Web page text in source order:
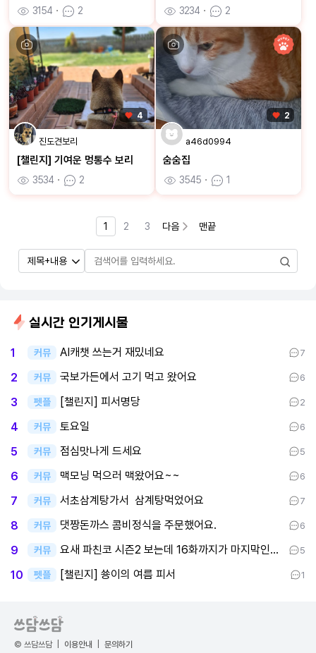
3154 ㆍ 2 3234 ㆍ 2
4
진도견보리
[챌린지] 기여운 멍통수 보리
3534 ㆍ 2
2
a46d0994
숨숨집
3545 ㆍ 1
1 2 3 다음 맨끝
실시간 인기게시물
1 커뮤 AI캐챗 쓰는거 재밌네요 7
2 커뮤 국보가든에서 고기 먹고 왔어요 6
3 펫플 [챌린지] 피서명당 2
4 커뮤 토요일 6
5 커뮤 점심맛나게 드세요 5
6 커뮤 맥모닝 먹으러 맥왔어요~~ 6
7 커뮤 서초삼계탕가서 삼계탕먹었어요 7
8 커뮤 댓짱돈까스 콤비정식을 주문했어요. 6
9 커뮤 요새 파친코 시즌2 보는데 16화까지가 마지막인데 후반부까지 봤어요 5
10 펫플 [챌린지] 쑝이의 여름 피서 1
© 쓰담쓰담 이용안내 문의하기